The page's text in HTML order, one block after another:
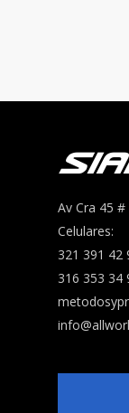
Av Cra 45
Celulares:
321 391 42
316 353 34